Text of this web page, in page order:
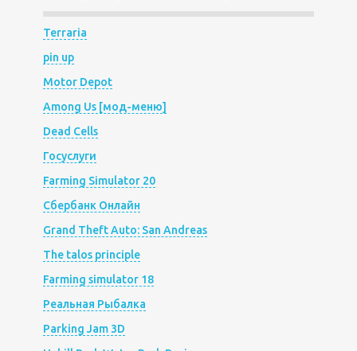
Terraria
pin up
Motor Depot
Among Us [мод-меню]
Dead Cells
Госуслуги
Farming Simulator 20
Сбербанк Онлайн
Grand Theft Auto: San Andreas
The talos principle
Farming simulator 18
Реальная Рыбалка
Parking Jam 3D